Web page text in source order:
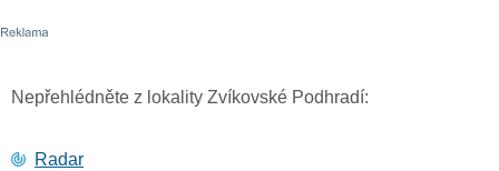
Nepřehlédněte z lokality Zvíkovské Podhradí:
Radar